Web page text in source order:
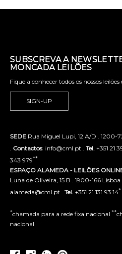
SUBSCREVA A
MONCADA LEILÕES
Fique a conhecer todos os nossos
SIGN-UP
SEDE Rua Miguel Lupi, 12 A/D . 1200-
Contactos: info@cml.pt . Tel. +351 21
343 979**
ESPAÇO ALAMEDA - LEILÕES
Luna de Oliveira, 15 B . 1900-166
alameda@cml.pt . Tel. +351 21 131 93 14*
*chamada para a rede fixa nacional **
nacional